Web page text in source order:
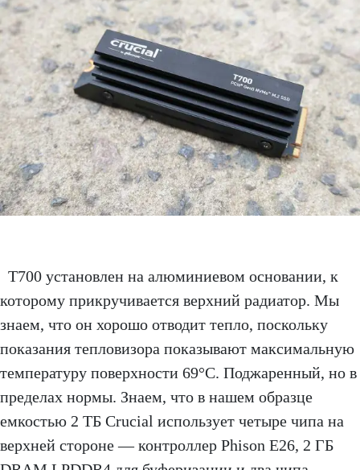
T700 установлен на алюминиевом основании, к
которому прикручивается верхний радиатор. Мы
знаем, что он хорошо отводит тепло, поскольку
показания тепловизора показывают максимальную
температуру поверхности 69°C. Поджаренный, но в
пределах нормы. Знаем, что в нашем образце
емкостью 2 ТБ Crucial использует четыре чипа на
верхней стороне — контроллер Phison E26, 2 ГБ